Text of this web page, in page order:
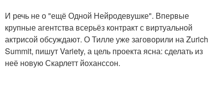
И речь не о "ещё Одной Нейродевушке". Впервые
крупные агентства всерьёз контракт с виртуальной
актрисой обсуждают. О Тилле уже заговорили на Zurich
Summit, пишут Variety, а цель проекта ясна: сделать из
неё новую Скарлетт йоханссон.